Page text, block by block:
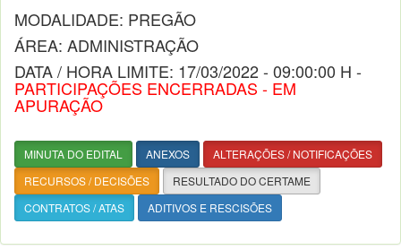
MODALIDADE: PREGÃO
ÁREA: ADMINISTRAÇÃO
DATA / HORA LIMITE: 17/03/2022 - 09:00:00 H -
PARTICIPAÇÕES ENCERRADAS - EM
APURAÇÃO
MINUTA DO EDITAL ANEXOS
ALTERAÇÕES / NOTIFICAÇÕES
RECURSOS / DECISÕES
RESULTADO DO CERTAME
CONTRATOS / ATAS
ADITIVOS E RESCISÕES